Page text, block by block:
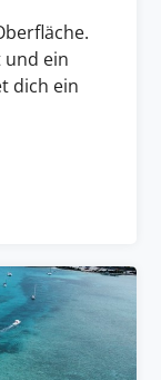
und ein
dich ein